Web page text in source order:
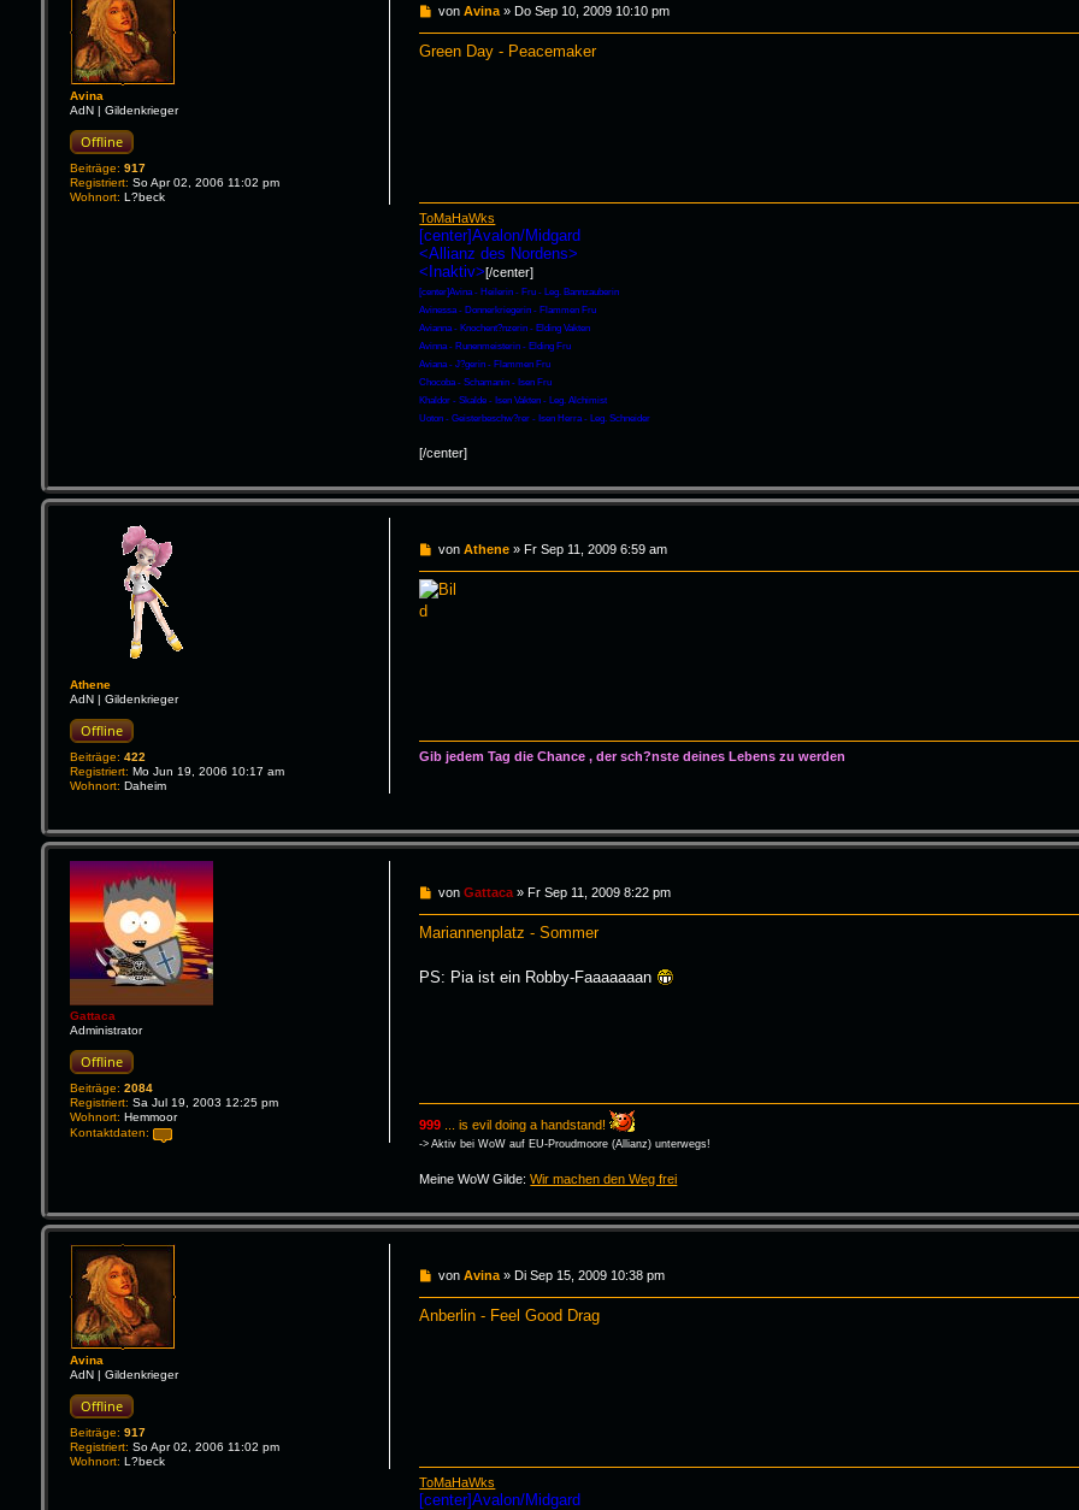
Avina
AdN | Gildenkrieger
Offline
Beiträge: 917
Registriert: So Apr 02, 2006 11:02 pm
Wohnort: L?beck
B
t
vonAvina » Do Sep 10, 2009 10:10 pm
Green Day - Peacemaker
ToMaHaWks
[center]Avalon/Midgard
<Allianz des Nordens>
<Inaktiv>[/center]
[center]Avina - Heilerin - Fru - Leg. Bannzauberin
Avinessa - Donnerkriegerin - Flammen Fru
Avianna - Knochent?nzerin - Elding Vakten
Avinna - Runenmeisterin - Elding Fru
Aviana - J?gerin - Flammen Fru
Chocoba - Schamanin - Isen Fru
Khaldor - Skalde - Isen Vakten - Leg. Alchimist
Uoton - Geisterbeschw?rer - Isen Herra - Leg. Schneider
[/center]
Athene
AdN | Gildenkrieger
Offline
Beiträge: 422
Registriert: Mo Jun 19, 2006 10:17 am
Wohnort: Daheim
B
i
t
vonAthene » Fr Sep 11, 2009 6:59 am
Gib jedem Tag die Chance , der sch?nste deines Lebens zu werden
Gattaca
Administrator
Offline
Beiträge: 2084
Registriert: Sa Jul 19, 2003 12:25 pm
Wohnort: Hemmoor
Kontaktdaten:
k
t
d
e
n
a
a
B
t
a
g
vonGattaca » Fr Sep 11, 2009 8:22 pm
Mariannenplatz - Sommer
PS: Pia ist ein Robby-Faaaaaaan
999 ... is evil doing a handstand!
-> Aktiv bei WoW auf EU-Proudmoore (Allianz) unterwegs!
Meine WoW Gilde:Wir machen den Weg frei
Avina
AdN | Gildenkrieger
Offline
Beiträge: 917
Registriert: So Apr 02, 2006 11:02 pm
Wohnort: L?beck
B
t
vonAvina » Di Sep 15, 2009 10:38 pm
Anberlin - Feel Good Drag
ToMaHaWks
[center]Avalon/Midgard